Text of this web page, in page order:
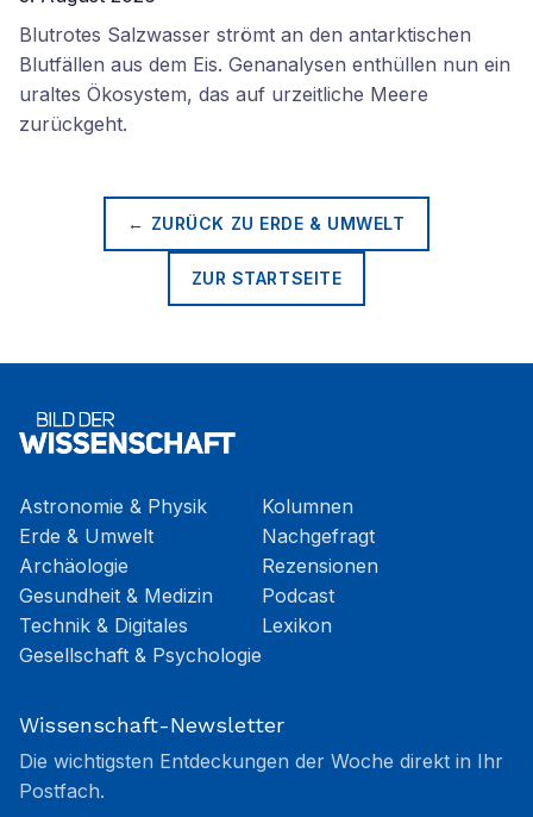
Blutrotes Salzwasser strömt an den antarktischen
Blutfällen aus dem Eis. Genanalysen enthüllen nun ein
uraltes Ökosystem, das auf urzeitliche Meere
zurückgeht.
← ZURÜCK ZU ERDE & UMWELT
ZUR STARTSEITE
Astronomie & Physik
Erde & Umwelt
Archäologie
Gesundheit & Medizin
Technik & Digitales
Gesellschaft & Psychologie
Kolumnen
Nachgefragt
Rezensionen
Podcast
Lexikon
Wissenschaft-Newsletter
Die wichtigsten Entdeckungen der Woche direkt in Ihr
Postfach.